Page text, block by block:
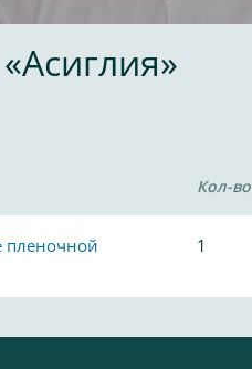
Кол-во
пленочной
1